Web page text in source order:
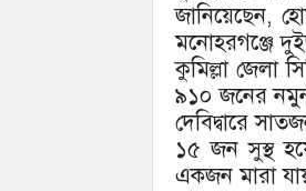
জানিয়েছেন,
মনোহরগঞ্জে
কুমিল্লা জেলা
৯১০ জনের
দেবিদ্বারে
১৫ জন সুস্থ
একজন মারা